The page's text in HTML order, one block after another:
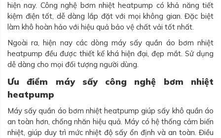
hiện nay. Công nghệ bơm nhiệt heatpump có khả năng tiết
kiệm điện tốt, dễ dàng lắp đặt với mọi không gian. Đặc biệt
làm khô hoàn hảo với hiệu quả bảo vệ chất vải tốt nhất.
Ngoài ra, hiện nay các dòng máy sấy quần áo bơm nhiệt
heatpump đều được thiết kế khá hiện đại, đẹp mắt. Sử dụng
dễ dàng cho mọi đối tượng người dùng.
Ưu điểm máy sấy công nghệ bơm nhiệt
heatpump
Máy sấy quần áo bơm nhiệt heatpump giúp sấy khô quần áo
an toàn hơn, chống nhăn hiệu quả. Máy có hệ thống cảm biến
nhiệt, giúp duy trì mức nhiệt độ sấy ổn định và an toàn. Điều